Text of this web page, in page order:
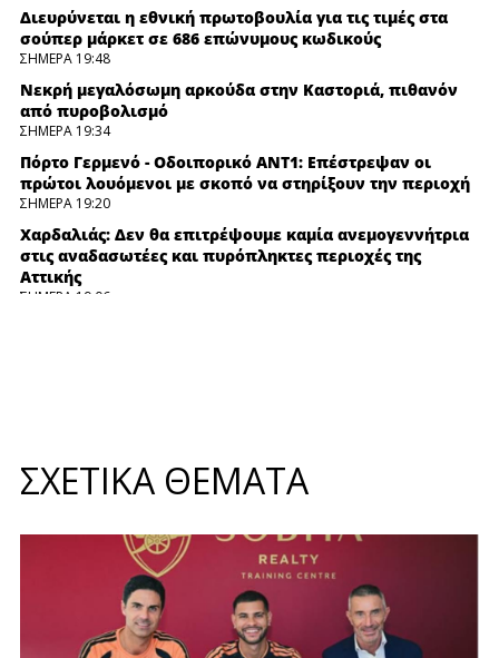
Διευρύνεται η εθνική πρωτοβουλία για τις τιμές στα
σούπερ μάρκετ σε 686 επώνυμους κωδικούς
ΣΗΜΕΡΑ 19:48
Νεκρή μεγαλόσωμη αρκούδα στην Καστοριά, πιθανόν
από πυροβολισμό
ΣΗΜΕΡΑ 19:34
Πόρτο Γερμενό - Οδοιπορικό ΑΝΤ1: Επέστρεψαν οι
πρώτοι λουόμενοι με σκοπό να στηρίξουν την περιοχή
ΣΗΜΕΡΑ 19:20
Χαρδαλιάς: Δεν θα επιτρέψουμε καμία ανεμογεννήτρια
στις αναδασωτέες και πυρόπληκτες περιοχές της
Αττικής
ΣΗΜΕΡΑ 19:06
Πάτρα: Τραυματισμός γυναίκας έπειτα από βουτιά στη
θάλασσα - Συνελήφθη ο σύζυγός της
Χωρίς ενεργό μέτωπο η φωτιά στη Σίνδο Θεσσαλονίκης
Ο τυφώνας Dolphin έπληξε την Οκινάουα της Ιαπωνίας -
Η Κίνα κλείνει τα λιμάνια της εν αναμονής της άφιξης
ΣΧΕΤΙΚΑ ΘΕΜΑΤΑ